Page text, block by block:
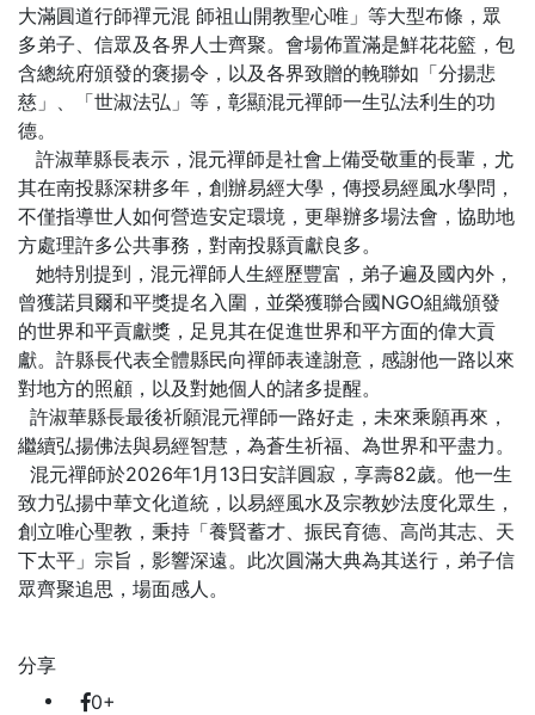
大滿圓道行師禪元混 師祖山開教聖心唯」等大型布條，眾
多弟子、信眾及各界人士齊聚。會場佈置滿是鮮花花籃，包
含總統府頒發的褒揚令，以及各界致贈的輓聯如「分揚悲
慈」、「世淑法弘」等，彰顯混元禪師一生弘法利生的功
德。
許淑華縣長表示，混元禪師是社會上備受敬重的長輩，尤
其在南投縣深耕多年，創辦易經大學，傳授易經風水學問，
不僅指導世人如何營造安定環境，更舉辦多場法會，協助地
方處理許多公共事務，對南投縣貢獻良多。
她特別提到，混元禪師人生經歷豐富，弟子遍及國內外，
曾獲諾貝爾和平獎提名入圍，並榮獲聯合國NGO組織頒發
的世界和平貢獻獎，足見其在促進世界和平方面的偉大貢
獻。許縣長代表全體縣民向禪師表達謝意，感謝他一路以來
對地方的照顧，以及對她個人的諸多提醒。
許淑華縣長最後祈願混元禪師一路好走，未來乘願再來，
繼續弘揚佛法與易經智慧，為蒼生祈福、為世界和平盡力。
混元禪師於2026年1月13日安詳圓寂，享壽82歲。他一生
致力弘揚中華文化道統，以易經風水及宗教妙法度化眾生，
創立唯心聖教，秉持「養賢蓄才、振民育德、高尚其志、天
下太平」宗旨，影響深遠。此次圓滿大典為其送行，弟子信
眾齊聚追思，場面感人。
分享
0+